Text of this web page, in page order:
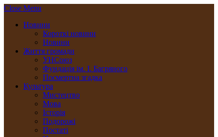
Close Menu
Новини
Короткі новини
Новини
Життя громади
УНСоюз
Фундація ім. І. Багряного
Посмертна згадка
Культура
Мистецтво
Мова
Історія
Подорожі
Постаті